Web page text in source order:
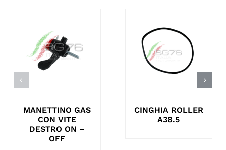
MANETTINO GAS
CON VITE
DESTRO ON –
OFF
CINGHIA ROLLER
A38.5